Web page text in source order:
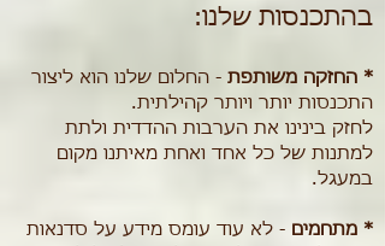
בהתכנסות שלנו:
* החזקה משותפת - החלום שלנו הוא ליצור
התכנסות יותר ויותר קהילתית.
לחזק בינינו את הערבות ההדדית ולתת
למתנות של כל אחד ואחת מאיתנו מקום
במעגל.
* מתחמים - לא עוד עומס מידע על סדנאות